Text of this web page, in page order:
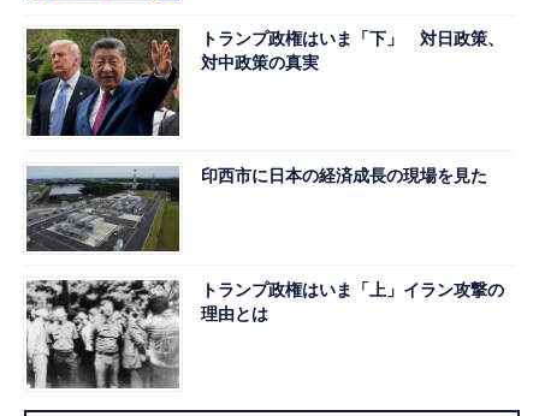
トランプ政権はいま「下」 対日政策、
対中政策の真実
印西市に日本の経済成長の現場を見た
トランプ政権はいま「上」イラン攻撃の
理由とは